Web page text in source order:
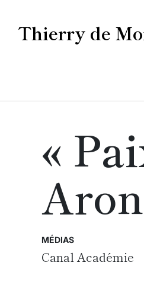
Thierry de
«
MÉDIAS
Canal Académie